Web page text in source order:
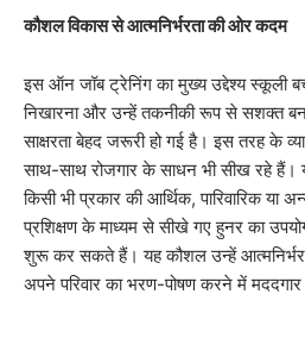
कौशल विकास से आत्मनिर्भरता की ओर कदम
इस ऑन जॉब ट्रेनिंग का मुख्य उद्देश्य स्कूली
निखारना और उन्हें तकनीकी रूप से सशक्त
साक्षरता बेहद जरूरी हो गई है। इस तरह के
साथ-साथ रोजगार के साधन भी सीख रहे हैं।
किसी भी प्रकार की आर्थिक, पारिवारिक या
प्रशिक्षण के माध्यम से सीखे गए हुनर का
शुरू कर सकते हैं। यह कौशल उन्हें आत्मनिर्भर
अपने परिवार का भरण-पोषण करने में मददगार